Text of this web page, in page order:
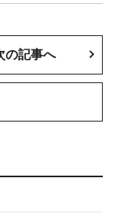
の記事へ